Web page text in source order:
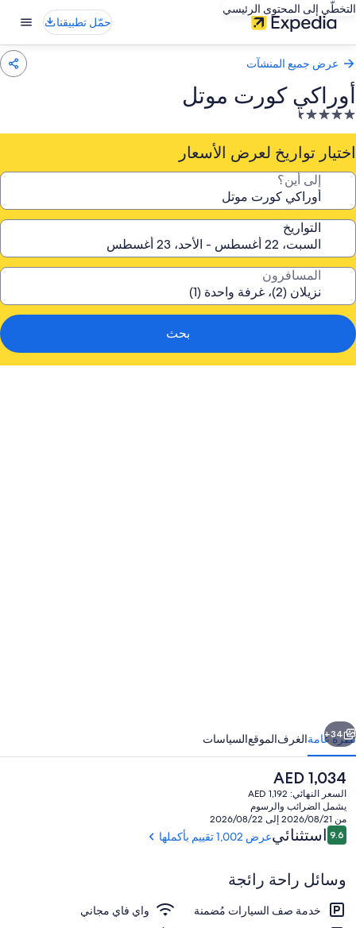
التخطّي إلى المحتوى الرئيسي
حمّل تطبيقنا
عرض جميع المنشآت
أوراكي كورت موتل
منشأة
فندقية
مصنفة
4.5
اختيار تواريخ لعرض الأسعار
إلى أين؟
التواريخ
المسافرون
بحث
مكتب ومساحة عمل للكمبيوتر المحمول
التالي
34+
نظرة عامةالغرفالموقعالسياسات
السعر
الحالي
هو
AED
1,034
AED 1,034
السعر النهائي: AED 1,192
يشمل الضرائب والرسوم
من 2026/08/21 إلى 2026/08/22
التقييمات
9.69.6 من 10استثنائيعرض 1,002 تقييم بأكملها
وسائل راحة رائجة
خدمة صف السيارات مُضمنة
واي فاي مجاني